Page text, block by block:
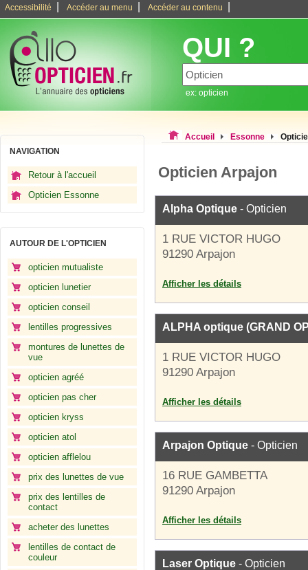
Accessibilité Accéder au menu Accéder au contenu
QUI ?
ex: opticien
NAVIGATION
Retour à l'accueil
Opticien Essonne
AUTOUR DE L'OPTICIEN
opticien mutualiste
opticien lunetier
opticien conseil
lentilles progressives
montures de lunettes de
vue
opticien agréé
opticien pas cher
opticien kryss
opticien atol
opticien afflelou
prix des lunettes de vue
prix des lentilles de
contact
acheter des lunettes
lentilles de contact de
couleur
Accueil Essonne
Opticien Arpajon
Alpha Optique - Opticien
1 RUE VICTOR HUGO
91290 Arpajon
Afficher les détails
ALPHA optique (GRAND
1 RUE VICTOR HUGO
91290 Arpajon
Afficher les détails
Arpajon Optique - Opticien
16 RUE GAMBETTA
91290 Arpajon
Afficher les détails
Laser Optique - Opticien